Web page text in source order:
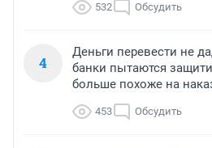
532 Обсудить
4
Деньги перевести не
банки пытаются
больше похоже на
453 Обсудить